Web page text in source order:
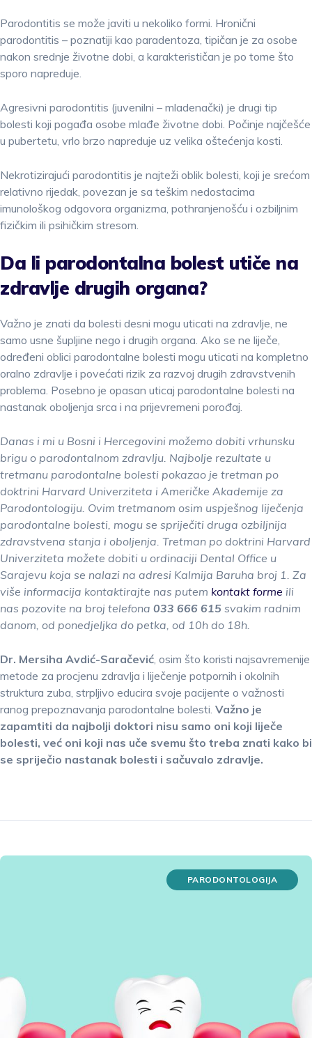
Parodontitis se može javiti u nekoliko formi. Hronični
parodontitis – poznatiji kao paradentoza, tipičan je za osobe
nakon srednje životne dobi, a karakterističan je po tome što
sporo napreduje.
Agresivni parodontitis (juvenilni – mladenački) je drugi tip
bolesti koji pogađa osobe mlađe životne dobi. Počinje najčešće
u pubertetu, vrlo brzo napreduje uz velika oštećenja kosti.
Nekrotizirajući parodontitis je najteži oblik bolesti, koji je srećom
relativno rijedak, povezan je sa teškim nedostacima
imunološkog odgovora organizma, pothranjenošću i ozbiljnim
fizičkim ili psihičkim stresom.
Da li parodontalna bolest utiče na
zdravlje drugih organa?
Važno je znati da bolesti desni mogu uticati na zdravlje, ne
samo usne šupljine nego i drugih organa. Ako se ne liječe,
određeni oblici parodontalne bolesti mogu uticati na kompletno
oralno zdravlje i povećati rizik za razvoj drugih zdravstvenih
problema. Posebno je opasan uticaj parodontalne bolesti na
nastanak oboljenja srca i na prijevremeni porođaj.
Danas i mi u Bosni i Hercegovini možemo dobiti vrhunsku
brigu o parodontalnom zdravlju. Najbolje rezultate u
tretmanu parodontalne bolesti pokazao je tretman po
doktrini Harvard Univerziteta i Američke Akademije za
Parodontologiju. Ovim tretmanom osim uspješnog liječenja
parodontalne bolesti, mogu se spriječiti druga ozbiljnija
zdravstvena stanja i oboljenja. Tretman po doktrini Harvard
Univerziteta možete dobiti u ordinaciji Dental Office u
Sarajevu koja se nalazi na adresi Kalmija Baruha broj 1. Za
više informacija kontaktirajte nas putem kontakt forme ili
nas pozovite na broj telefona 033 666 615 svakim radnim
danom, od ponedjeljka do petka, od 10h do 18h.
Dr. Mersiha Avdić-Saračević , osim što koristi najsavremenije
metode za procjenu zdravlja i liječenje potpornih i okolnih
struktura zuba, strpljivo educira svoje pacijente o važnosti
ranog prepoznavanja parodontalne bolesti. Važno je
zapamtiti da najbolji doktori nisu samo oni koji liječe
bolesti, već oni koji nas uče svemu što treba znati kako bi
se spriječio nastanak bolesti i sačuvalo zdravlje.
PARODONTOLOGIJA